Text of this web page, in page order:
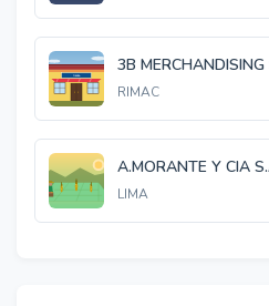
3B MERCHANDISING
RIMAC
A.MORANTE Y CIA
LIMA